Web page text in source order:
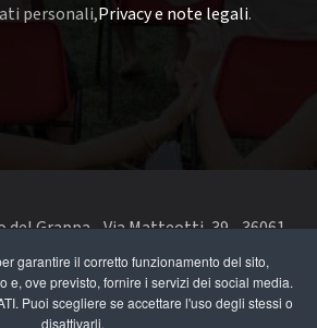
garantire il corretto funzionamento del sito,
e, ove previsto, fornire i servizi dei social media.
Puoi scegliere se accettare l'uso degli stessi o
disattivarli.
personali,Privacy e note legali.
del Grappa - Via Matteotti, 39 - 36061
- Telefono 0424 519111 - codice fiscale
IVA 00168480242